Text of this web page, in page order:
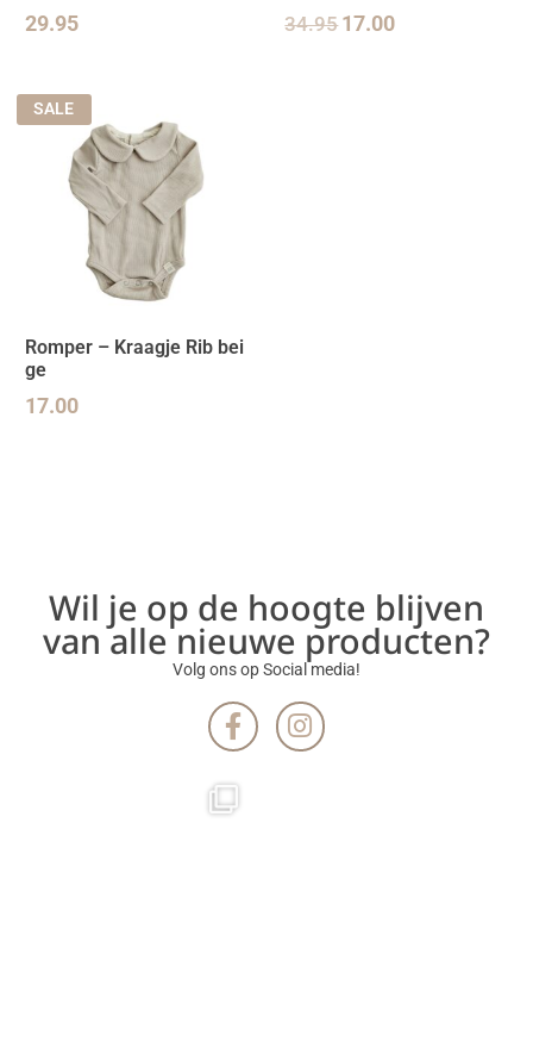
29.95 34.9517.00
SALE
Romper – Kraagje Rib bei
ge
17.00
Wil je op de hoogte blijven
van alle nieuwe producten?
Volg ons op Social media!